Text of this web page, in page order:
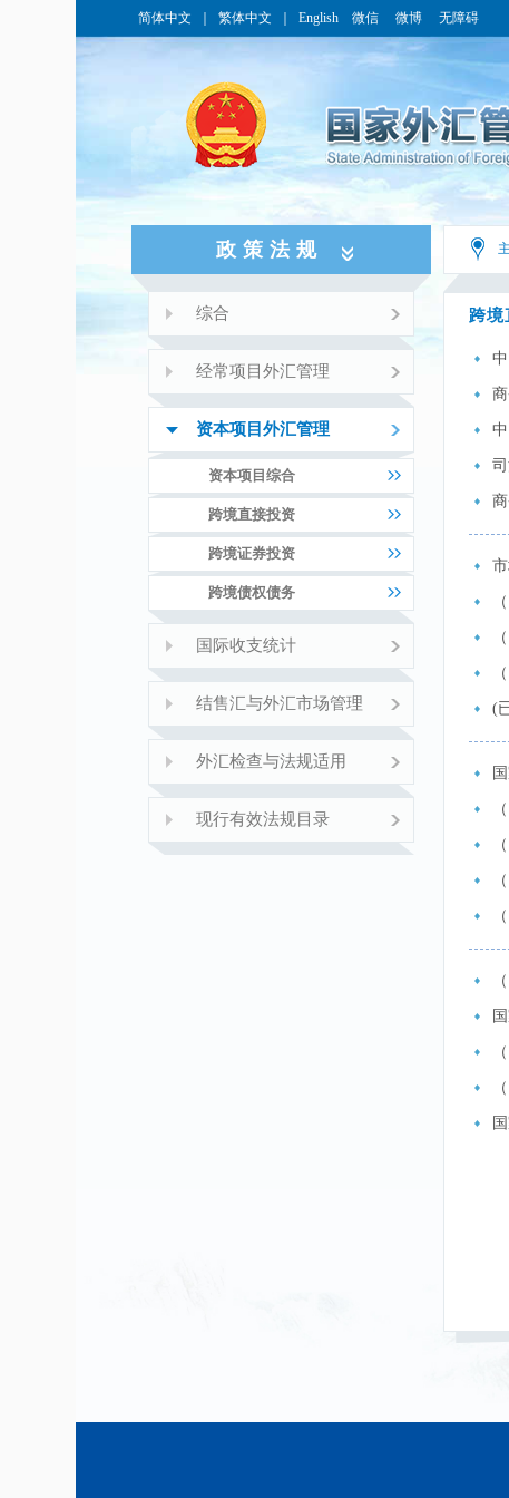
简体中文 繁体中文 English 微信 微博 无障碍
政策法规
综合
经常项目外汇管理
资本项目外汇管理
资本项目综合
跨境直接投资
跨境证券投资
跨境债权债务
国际收支统计
结售汇与外汇市场管理
外汇检查与法规适用
现行有效法规目录
跨境
(